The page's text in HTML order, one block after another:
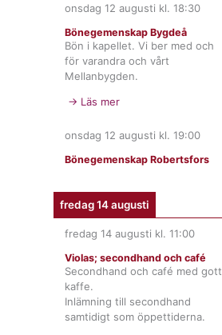
onsdag 12 augusti kl. 18:30
Bönegemenskap Bygdeå
Bön i kapellet. Vi ber med och
för varandra och vårt
Mellanbygden.
→ Läs mer
onsdag 12 augusti kl. 19:00
Bönegemenskap Robertsfors
fredag 14 augusti
fredag 14 augusti kl. 11:00
Violas; secondhand och café
Secondhand och café med gott
kaffe.
Inlämning till secondhand
samtidigt som öppettiderna.